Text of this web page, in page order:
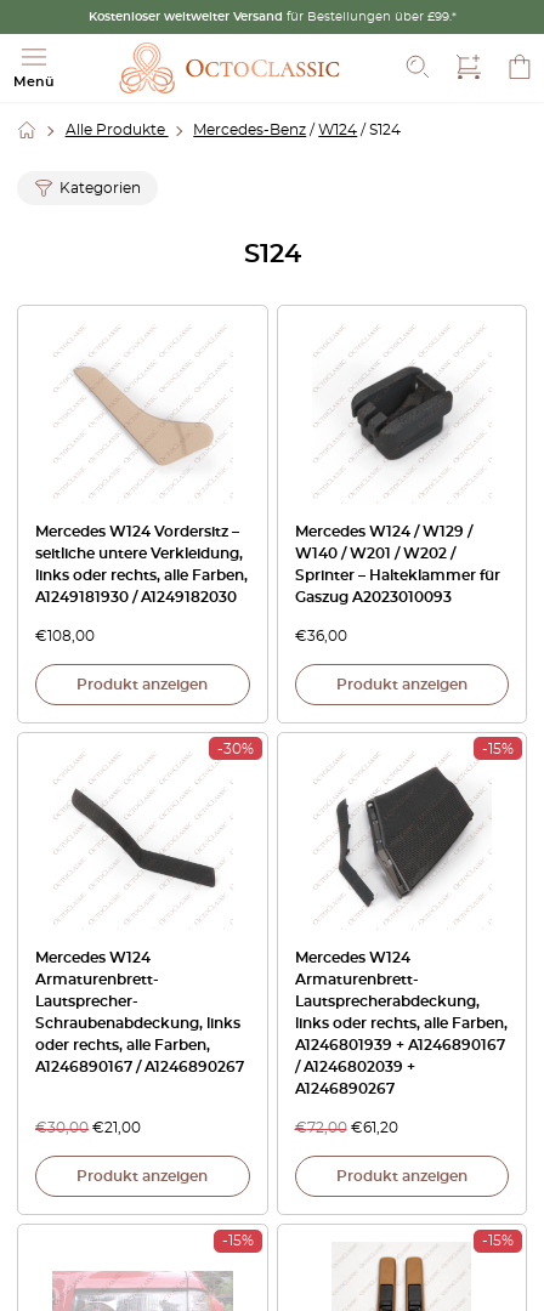
Kostenloser weltweiter Versand für Bestellungen über £99.*
Menü
Suche
Alle Produkte Mercedes-Benz /W124 / S124
Kategorien
S124
Mercedes W124 Vordersitz –
seitliche untere Verkleidung,
links oder rechts, alle Farben,
A1249181930 / A1249182030
€108,00
Produkt anzeigen
Mercedes W124 / W129 /
W140 / W201 / W202 /
Sprinter – Halteklammer für
Gaszug A2023010093
€36,00
Produkt anzeigen
-30%
Mercedes W124
Armaturenbrett-
Lautsprecher-
Schraubenabdeckung, links
oder rechts, alle Farben,
A1246890167 / A1246890267
€30,00 €21,00
Produkt anzeigen
-15%
Mercedes W124
Armaturenbrett-
Lautsprecherabdeckung,
links oder rechts, alle Farben,
A1246801939 + A1246890167
/ A1246802039 +
A1246890267
€72,00 €61,20
Produkt anzeigen
-15% -15%